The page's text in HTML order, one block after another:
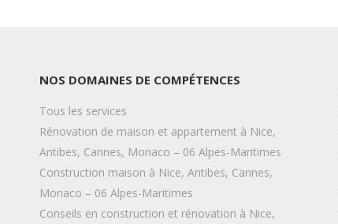
NOS DOMAINES DE COMPÉTENCES
Tous les services
Rénovation de maison et appartement à Nice,
Antibes, Cannes, Monaco – 06 Alpes-Maritimes
Construction maison à Nice, Antibes, Cannes,
Monaco – 06 Alpes-Maritimes
Conseils en construction et rénovation à Nice,